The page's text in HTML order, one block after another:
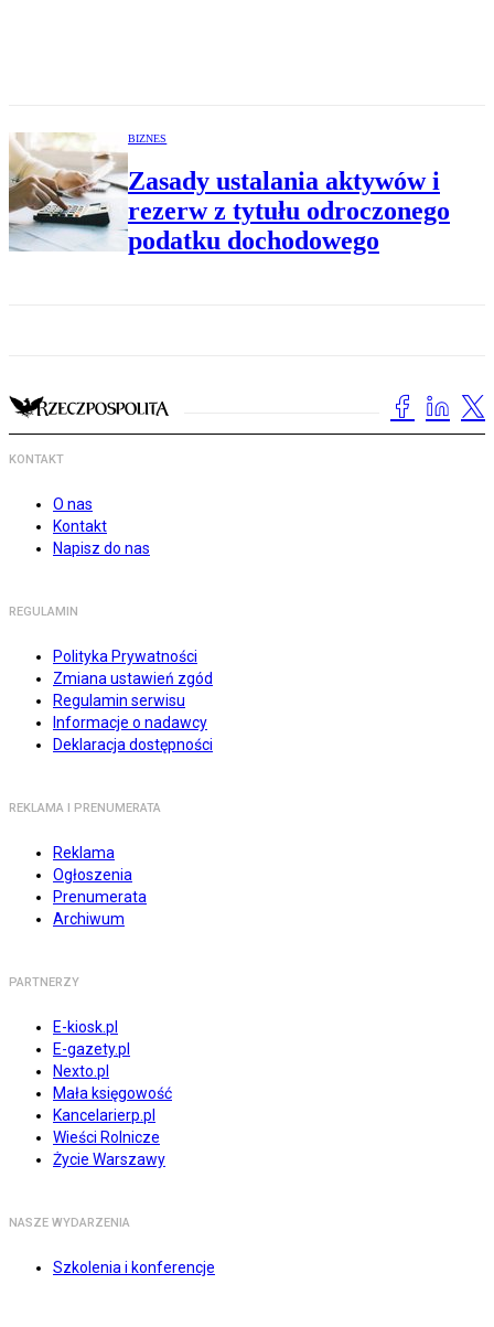
BIZNES
Zasady ustalania aktywów i
rezerw z tytułu odroczonego
podatku dochodowego
KONTAKT
O nas
Kontakt
Napisz do nas
REGULAMIN
Polityka Prywatności
Zmiana ustawień zgód
Regulamin serwisu
Informacje o nadawcy
Deklaracja dostępności
REKLAMA I PRENUMERATA
Reklama
Ogłoszenia
Prenumerata
Archiwum
PARTNERZY
E-kiosk.pl
E-gazety.pl
Nexto.pl
Mała księgowość
Kancelarierp.pl
Wieści Rolnicze
Życie Warszawy
NASZE WYDARZENIA
Szkolenia i konferencje